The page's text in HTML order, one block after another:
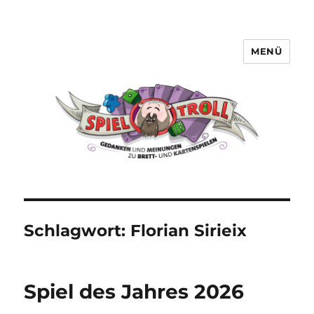
MENÜ
Schlagwort: Florian Sirieix
Spiel des Jahres 2026